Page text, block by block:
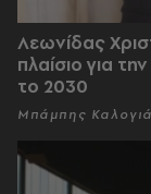
Λεωνίδας
πλαίσιο για
το 2030
Μπάμπης